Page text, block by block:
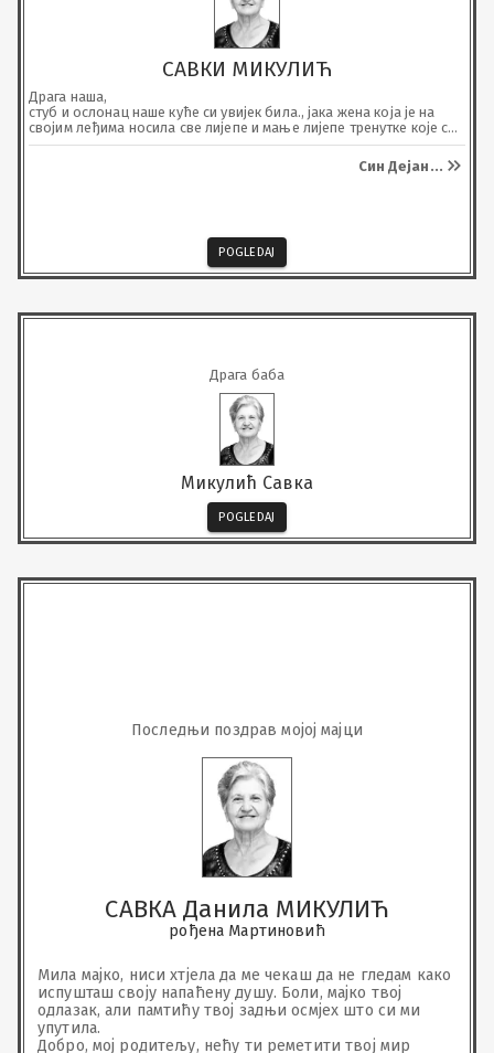
САВКИ МИКУЛИЋ
Драга наша,
стуб и ослонац наше куће си увијек била., јака жена која је на
својим леђима носила све лијепе и мање лијепе тренутке које са
собом зивот носи. Топли дом и громогласна добродошлица се
увијек могла чути, ништа више неће бити исто без тебе. Син Дејан ...
POGLEDAJ
Драга баба
Микулић Савка
POGLEDAJ
Последњи поздрав мојој мајци
САВКА Данила МИКУЛИЋ
рођена Мартиновић
Мила мајко, ниси хтјела да ме чекаш да не гледам како
испушташ своју напаћену душу. Боли, мајко твој
одлазак, али памтићу твој задњи осмјех што си ми
упутила.
Добро, мој родитељу, нећу ти реметити твој мир